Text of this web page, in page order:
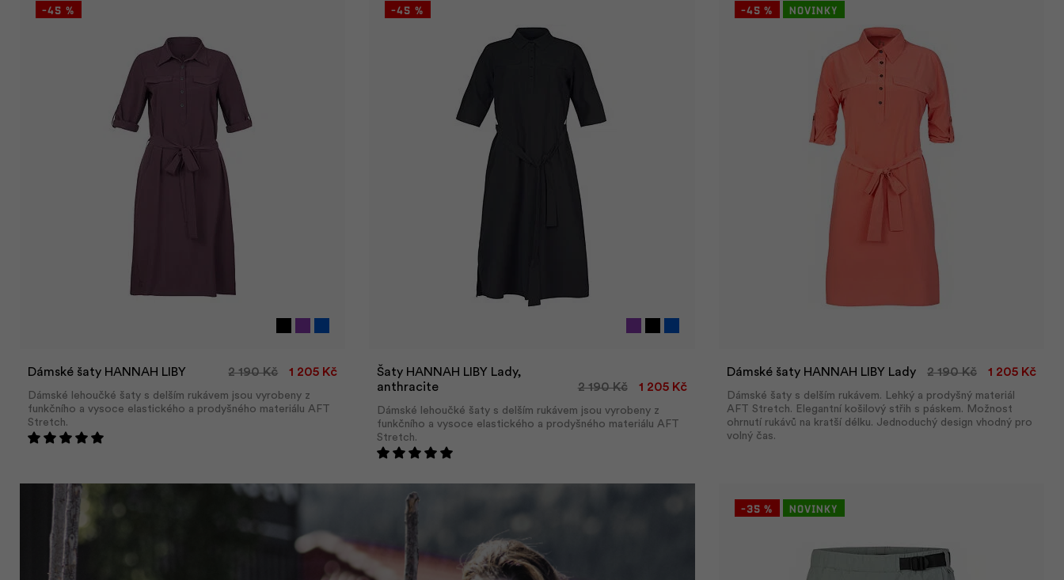
-45 %
Dámské šaty HANNAH LIBY 2 190 Kč 1 205 Kč
Dámské lehoučké šaty s delším rukávem jsou vyrobeny z
funkčního a vysoce elastického a prodyšného materiálu AFT
Stretch.
-45 %
Šaty HANNAH LIBY Lady,
anthracite
2 190 Kč 1 205 Kč
Dámské lehoučké šaty s delším rukávem jsou vyrobeny z
funkčního a vysoce elastického a prodyšného materiálu AFT
Stretch.
-45 % Novinky
Dámské šaty HANNAH LIBY Lady 2 190 Kč 1 205 Kč
Dámské šaty s delším rukávem. Lehký a prodyšný materiál
AFT Stretch. Elegantní košilový střih s páskem. Možnost
ohrnutí rukávů na kratší délku. Jednoduchý design vhodný pro
volný čas.
-35 % Novinky